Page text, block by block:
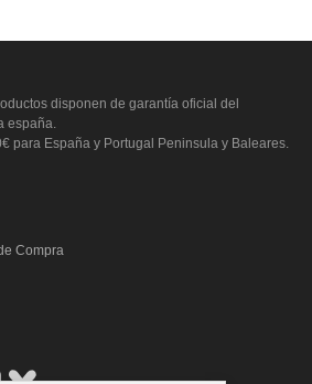
disponen de garantía oficial del
españa.
para España y Portugal Peninsula y Baleares.
Compra